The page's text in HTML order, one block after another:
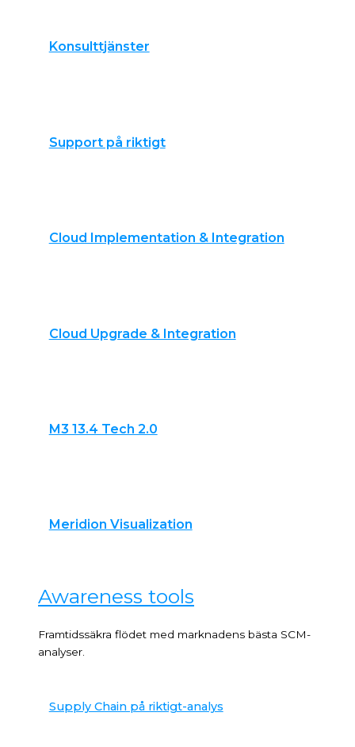
Konsulttjänster
Support på riktigt
Cloud Implementation & Integration
Cloud Upgrade & Integration
M3 13.4 Tech 2.0
Meridion Visualization
Awareness tools
Framtidssäkra flödet med marknadens bästa SCM-
analyser.
Supply Chain på riktigt-analys